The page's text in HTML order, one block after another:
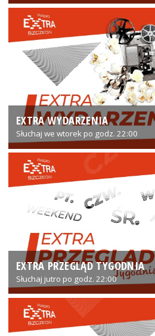
EXTRA WYDARZENIA
Słuchaj we wtorek po godz. 22:00
EXTRA PRZEGLĄD TYGODNIA
Słuchaj jutro po godz. 22:00